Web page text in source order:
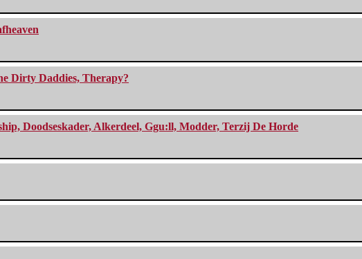
Dirty Daddies, Therapy?
Doodseskader, Alkerdeel, Ggu:ll, Modder, Terzij De Horde